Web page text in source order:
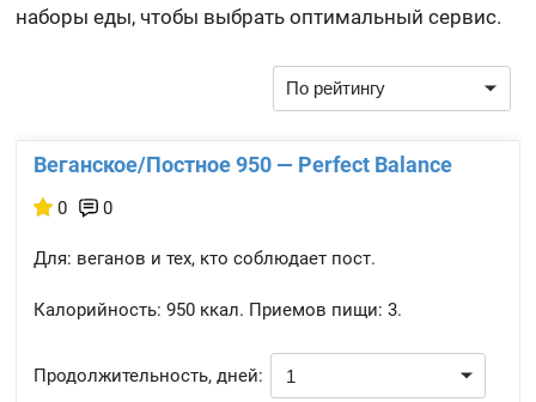
наборы еды, чтобы выбрать оптимальный сервис.
Веганское/Постное 950 — Perfect Balance
0 0
Для: веганов и тех, кто соблюдает пост.
Калорийность: 950 ккал. Приемов пищи: 3.
Продолжительность, дней: